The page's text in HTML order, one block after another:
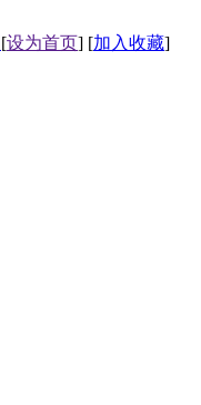
[设为首页] [加入收藏]